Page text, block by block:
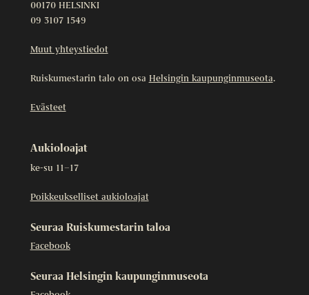
00170 HELSINKI
09 3107 1549
Muut yhteystiedot
Ruiskumestarin talo on osa Helsingin kaupunginmuseota.
Evästeet
Aukioloajat
ke-su 11–17
Poikkeukselliset aukioloajat
Seuraa Ruiskumestarin taloa
Facebook
Seuraa Helsingin kaupunginmuseota